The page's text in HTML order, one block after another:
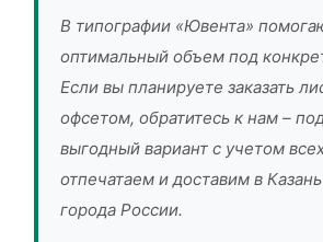
В типографии «Ювента»
оптимальный объем под
Если вы планируете заказать
офсетом, обратитесь к нам –
выгодный вариант с учетом
отпечатаем и доставим в
города России.